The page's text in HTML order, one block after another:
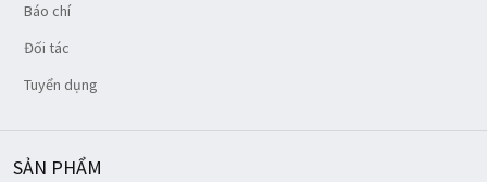
Báo chí
Đối tác
Tuyển dụng
SẢN PHẨM